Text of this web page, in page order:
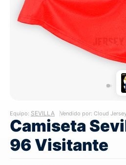
Equipo: SEVILLA Vendido por: Cloud
Camiseta
96 Visitante